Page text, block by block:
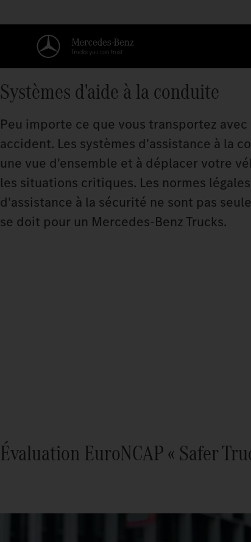
Systèmes d'aide à la conduite
Peu importe ce que vous transportez
accident. Les systèmes d'assistance à la
une vue d'ensemble et à déplacer votre
les situations critiques. Les normes
d'assistance à la sécurité ne sont pas
se doit pour un Mercedes‑Benz Trucks.
Évaluation EuroNCAP « Safer